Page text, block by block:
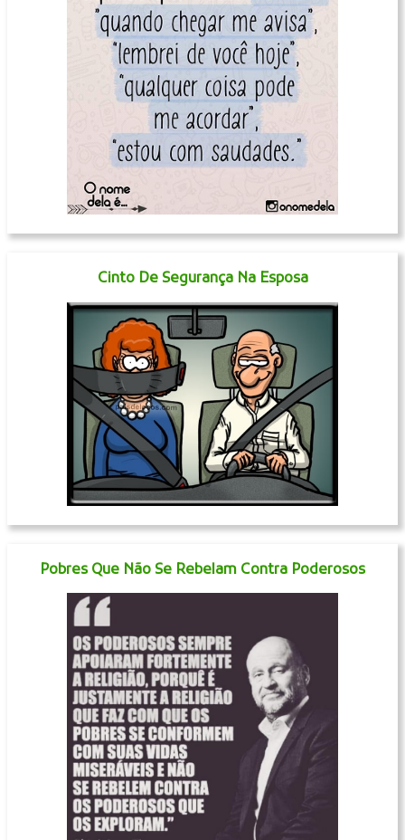
Cinto De Segurança Na Esposa
Pobres Que Não Se Rebelam Contra Poderosos